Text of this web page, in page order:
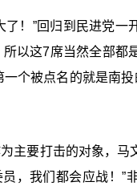
！”回归到民进党一
以这7席当然全部都
个被点名的就是南投
主要打击的对象，马
，我们都会应战！”